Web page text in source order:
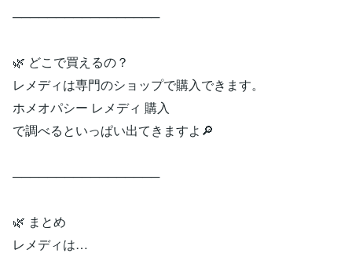
─────────────────
🌿 どこで買えるの？
レメディは専門のショップで購入できます。
ホメオパシー レメディ 購入
で調べるといっぱい出てきますよ🔎
─────────────────
🌿 まとめ
レメディは…